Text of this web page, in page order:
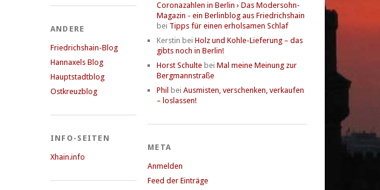
ANDERE
Friedrichshain-Blog
Hannaxels Blog
Hauptstadtblog
Ostkreuzblog
INFO-SEITEN
Xhain.info
Coronazahlen in Berlin › Das Modersohn-
Magazin - ein Berlinblog aus Friedrichshain
bei Tipps für einen erholsamen Schlaf
Kerstin bei Holz und Kohle-Lieferung – das
gibts noch in Berlin!
Horst Schulte bei Mal meine Meinung zur
Bergmannstraße
Phil bei Ausmisten, verschenken, verkaufen
– loslassen!
META
Anmelden
Feed der Einträge